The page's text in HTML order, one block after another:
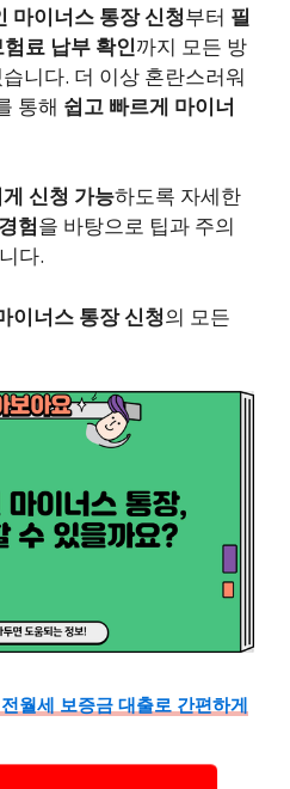
마이너스 통장 신청부터 필
료 납부 확인까지 모든 방
니다. 더 이상 혼란스러워
통해 쉽고 빠르게 마이너
신청 가능하도록 자세한
험을 바탕으로 팁과 주의
다.
이너스 통장 신청의 모든
월세 보증금 대출로 간편하게